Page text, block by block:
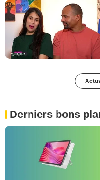
Derniers bons